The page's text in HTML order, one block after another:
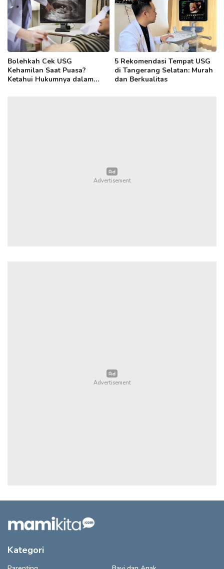
Bolehkah Cek USG
Kehamilan Saat Puasa?
Ketahui Hukumnya dalam
5 Rekomendasi Tempat USG
di Tangerang Selatan: Murah
dan Berkualitas
Kategori